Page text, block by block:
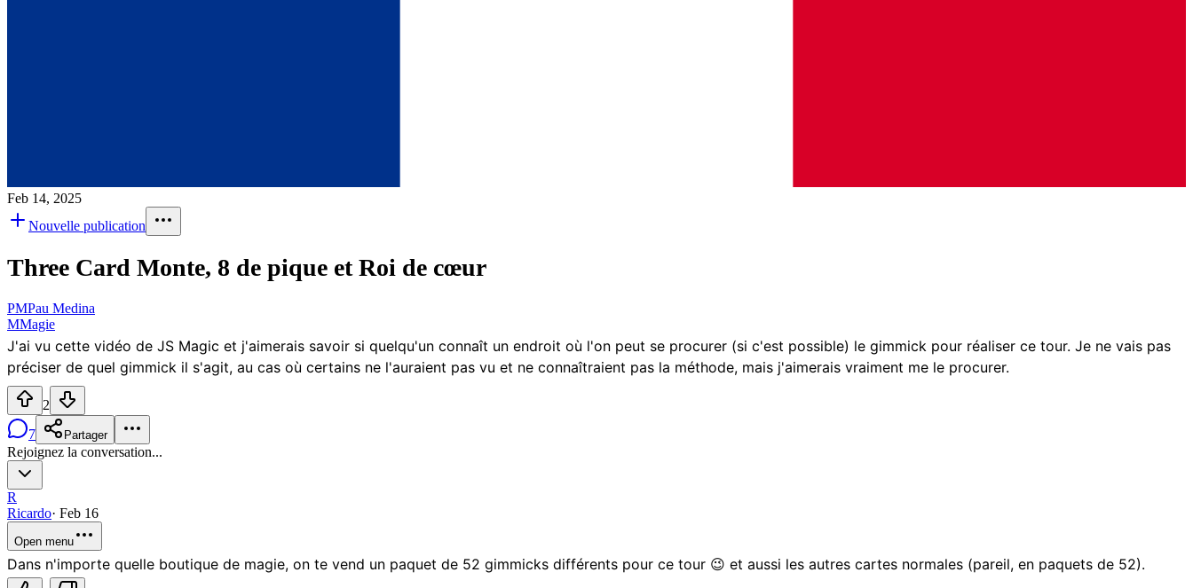
Feb 14, 2025
Nouvelle publication
Three Card Monte, 8 de pique et Roi de cœur
PMPau Medina
MMagie
J'ai vu cette vidéo de JS Magic et j'aimerais savoir si quelqu'un connaît un endroit où l'on peut se procurer (si c'est possible) le gimmick pour réaliser ce tour. Je ne vais pas
préciser de quel gimmick il s'agit, au cas où certains ne l'auraient pas vu et ne connaîtraient pas la méthode, mais j'aimerais vraiment me le procurer.
2
7
Partager
Rejoignez la conversation...
R
Ricardo· Feb 16
Open menu
Dans n'importe quelle boutique de magie, on te vend un paquet de 52 gimmicks différents pour ce tour 😉 et aussi les autres cartes normales (pareil, en paquets de 52).